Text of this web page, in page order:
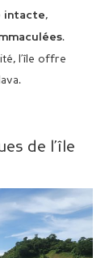
intacte,
.
l’île offre
de l’île